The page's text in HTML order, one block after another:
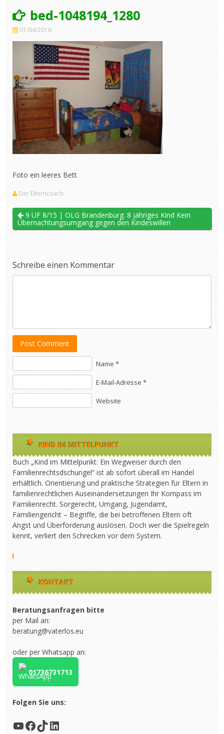
bed-1048194_1280
01/04/2016
Foto ein leeres Bett
Der Elterncoach
9 UF 8/15 | OLG Brandenburg: 8 jähriges Kind Kein
Übernachtungsumgang gegen den Kindeswillen
Schreibe einen Kommentar
Post Comment
Name *
E-Mail-Adresse *
Website
KIND IM MITTELPUNKT
Buch „Kind im Mittelpunkt: Ein Wegweiser durch den
Familienrechtsdschungel“ ist ab sofort überall im Handel
erhältlich. Orientierung und praktische Strategien für Eltern in
familienrechtlichen Auseinandersetzungen Ihr Kompass im
Familienrecht. Sorgerecht, Umgang, Jugendamt,
Familiengericht – Begriffe, die bei betroffenen Eltern oft
Angst und Überforderung auslösen. Doch wer die Spielregeln
kennt, verliert den Schrecken vor dem System.
KONTAKT
Beratungsanfragen bitte
per Mail an:
beratung@vaterlos.eu
oder per Whatsapp an:
01736731713
Folgen Sie uns:
YouTube
Facebook
TikTok
LinkedIn